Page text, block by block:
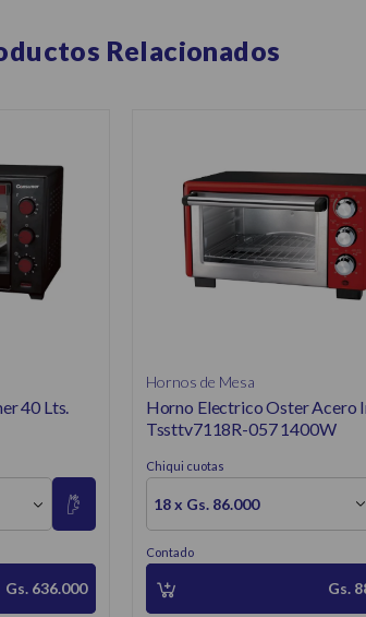
Relacionados
40 Lts.
Gs. 636.000
Hornos de Mesa
Horno Electrico Oster Acero
Tssttv7118R-057 1400W
Chiqui cuotas
18 x Gs. 86.000
Contado
Gs.